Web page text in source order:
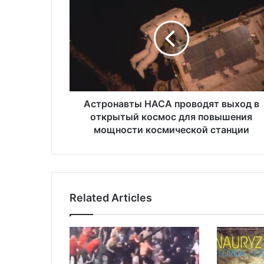
о
н
т
А
в
о
д
я
т
Астронавты НАСА проводят выход в
открытый космос для повышения
мощности космической станции
Related Articles